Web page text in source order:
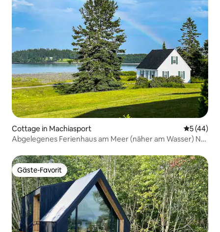
Cottage in Machiasport
5 (44)
Abgelegenes Ferienhaus am Meer (näher am Wasser) Nr.
Gäste-Favorit
Gäste-Favorit